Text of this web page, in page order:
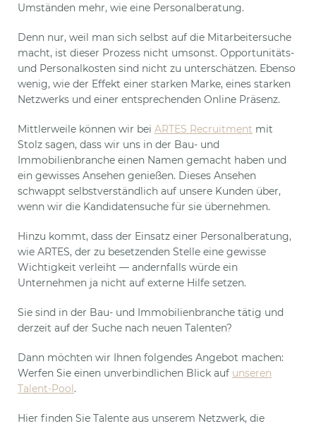
Umständen mehr, wie eine Personalberatung.
Denn nur, weil man sich selbst auf die Mitarbeitersuche
macht, ist dieser Prozess nicht umsonst. Opportunitäts-
und Personalkosten sind nicht zu unterschätzen. Ebenso
wenig, wie der Effekt einer starken Marke, eines starken
Netzwerks und einer entsprechenden Online Präsenz.
Mittlerweile können wir bei ARTES Recruitment mit
Stolz sagen, dass wir uns in der Bau- und
Immobilienbranche einen Namen gemacht haben und
ein gewisses Ansehen genießen. Dieses Ansehen
schwappt selbstverständlich auf unsere Kunden über,
wenn wir die Kandidatensuche für sie übernehmen.
Hinzu kommt, dass der Einsatz einer Personalberatung,
wie ARTES, der zu besetzenden Stelle eine gewisse
Wichtigkeit verleiht — andernfalls würde ein
Unternehmen ja nicht auf externe Hilfe setzen.
Sie sind in der Bau- und Immobilienbranche tätig und
derzeit auf der Suche nach neuen Talenten?
Dann möchten wir Ihnen folgendes Angebot machen:
Werfen Sie einen unverbindlichen Blick auf unseren
Talent-Pool.
Hier finden Sie Talente aus unserem Netzwerk, die